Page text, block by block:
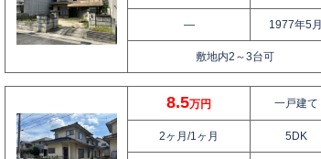
—
1977年5月
敷地内2～3台可
8.5万円 一戸建て
2ヶ月/1ヶ月 5DK